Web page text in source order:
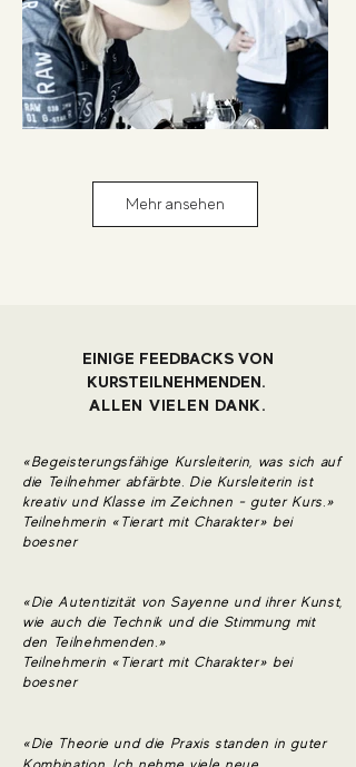
Mehr ansehen
EINIGE FEEDBACKS VON
KURSTEILNEHMENDEN.
ALLEN VIELEN DANK.
«Begeisterungsfähige Kursleiterin, was sich auf
die Teilnehmer abfärbte. Die Kursleiterin ist
kreativ und Klasse im Zeichnen - guter Kurs.»
Teilnehmerin «Tierart mit Charakter» bei
boesner
«Die Autentizität von Sayenne und ihrer Kunst,
wie auch die Technik und die Stimmung mit
den Teilnehmenden.»
Teilnehmerin «Tierart mit Charakter» bei
boesner
«Die Theorie und die Praxis standen in guter